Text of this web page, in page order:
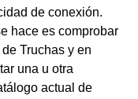
de conexión.
hace es comprobar
Truchas y en
una u otra
actual de